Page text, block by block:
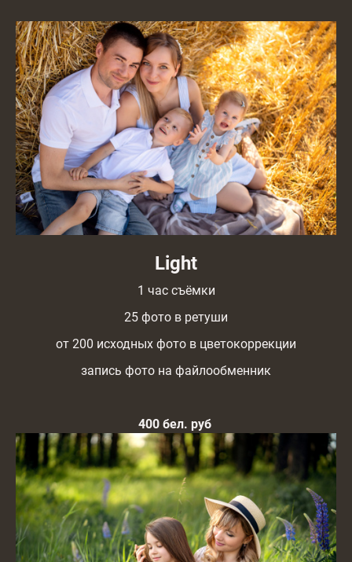
Light
1 час съёмки
25 фото в ретуши
от 200 исходных фото в цветокоррекции
запись фото на файлообменник
400 бел. руб